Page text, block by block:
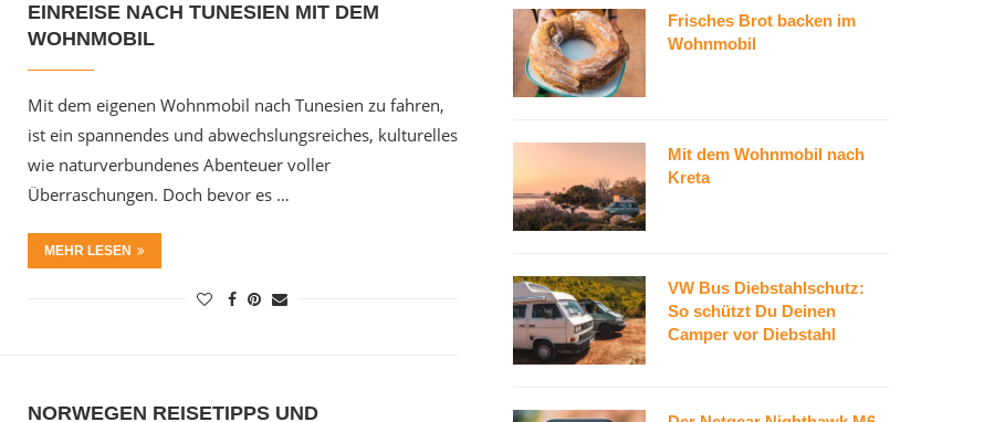
EINREISE NACH TUNESIEN MIT DEM
WOHNMOBIL
Mit dem eigenen Wohnmobil nach Tunesien zu fahren,
ist ein spannendes und abwechslungsreiches, kulturelles
wie naturverbundenes Abenteuer voller
Überraschungen. Doch bevor es …
MEHR LESEN
NORWEGEN REISETIPPS UND
Frisches Brot backen im
Wohnmobil
Mit dem Wohnmobil nach
Kreta
VW Bus Diebstahlschutz:
So schützt Du Deinen
Camper vor Diebstahl